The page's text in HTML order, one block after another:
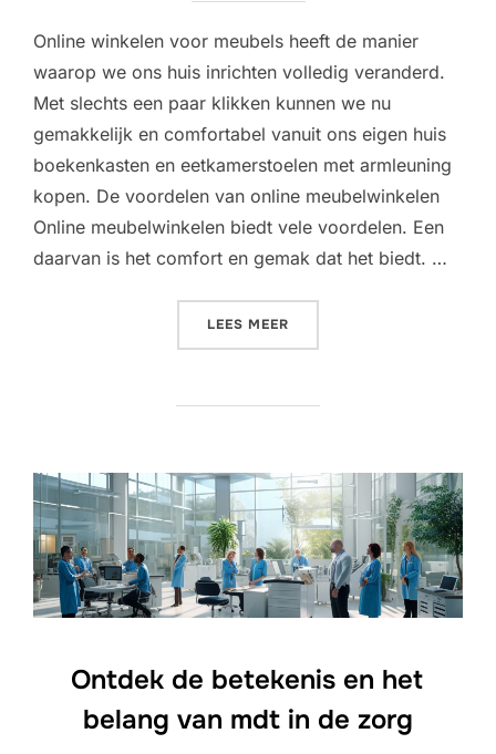
Online winkelen voor meubels heeft de manier
waarop we ons huis inrichten volledig veranderd.
Met slechts een paar klikken kunnen we nu
gemakkelijk en comfortabel vanuit ons eigen huis
boekenkasten en eetkamerstoelen met armleuning
kopen. De voordelen van online meubelwinkelen
Online meubelwinkelen biedt vele voordelen. Een
daarvan is het comfort en gemak dat het biedt. …
LEES MEER
Ontdek de betekenis en het
belang van mdt in de zorg